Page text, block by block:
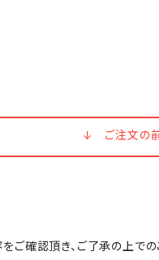
↓ ご注文の
確認頂き、ご了承の上での